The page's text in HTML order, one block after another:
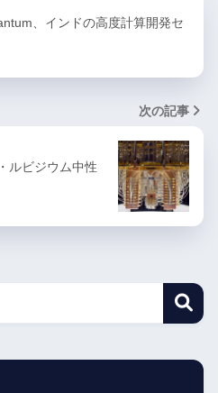
、インドの高度計算開発セ
次の記事
ルビジウム中性